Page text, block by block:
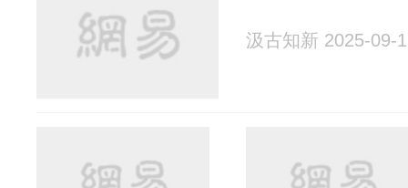
汲古知新 2025-09-